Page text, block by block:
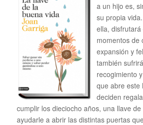
a un hijo es,
su propia
ella,
momentos de
expansión y
también
recogimiento
que abre este
deciden
cumplir los dieciocho años, una llave
ayudarle a abrir las distintas puertas